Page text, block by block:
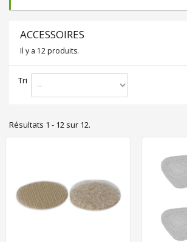
ACCESSOIRES
Il y a 12 produits.
Tri
Résultats 1 - 12 sur 12.